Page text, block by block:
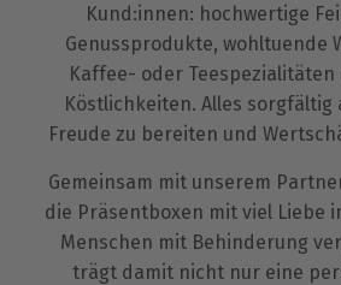
Kund:innen: hochwertige
Genussprodukte, wohltuende
Kaffee- oder
Köstlichkeiten. Alles sorgfältig
Freude zu bereiten und
Gemeinsam mit unserem
die Präsentboxen mit viel Liebe
Menschen mit Behinderung
trägt damit nicht nur eine